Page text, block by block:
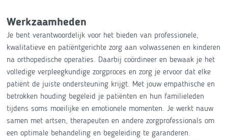
Werkzaamheden
Je bent verantwoordelijk voor het bieden van professionele,
kwalitatieve en patiëntgerichte zorg aan volwassenen en kinderen
na orthopedische operaties. Daarbij coördineer en bewaak je het
volledige verpleegkundige zorgproces en zorg je ervoor dat elke
patiënt de juiste ondersteuning krijgt. Met jouw empathische en
betrokken houding begeleid je patiënten en hun familieleden
tijdens soms moeilijke en emotionele momenten. Je werkt nauw
samen met artsen, therapeuten en andere zorgprofessionals om
een optimale behandeling en begeleiding te garanderen.